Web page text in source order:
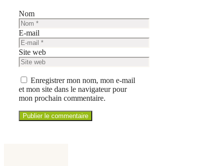
Nom
E-mail
Site web
Enregistrer mon nom, mon e-mail
et mon site dans le navigateur pour
mon prochain commentaire.